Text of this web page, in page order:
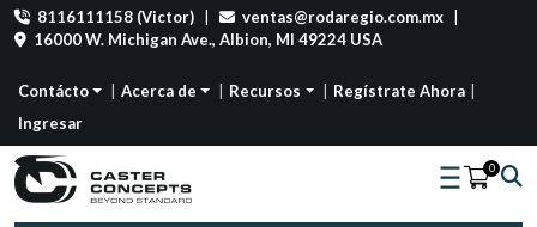
8116111158 (Victor) ventas@rodaregio.com.mx
16000 W. Michigan Ave., Albion, MI 49224 USA
Contácto Acerca de Recursos
Regístrate Ahora
Ingresar
0